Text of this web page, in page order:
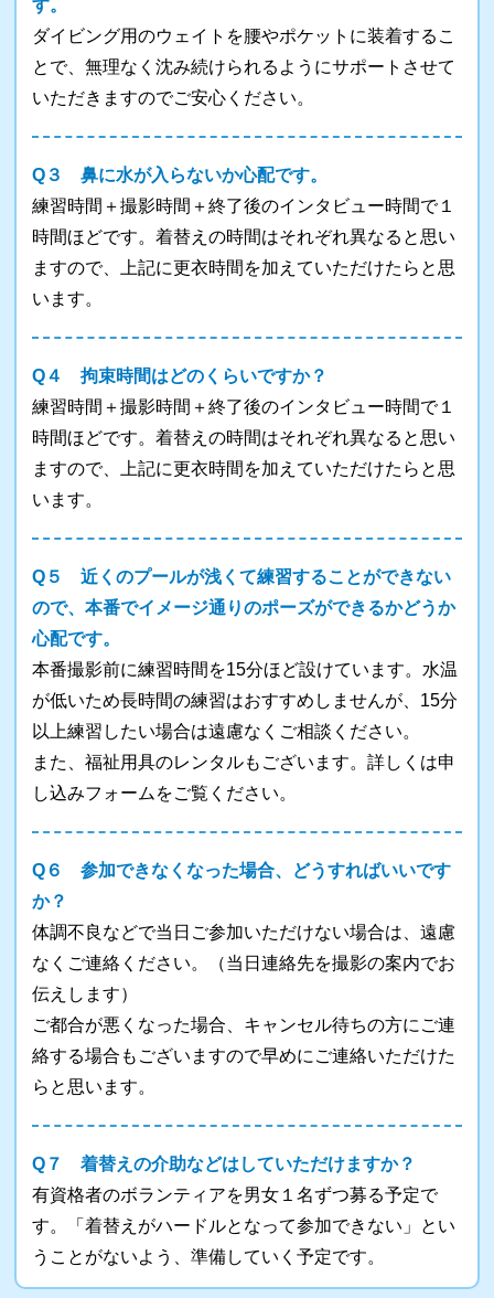
す。
ダイビング用のウェイトを腰やポケットに装着するこ
とで、無理なく沈み続けられるようにサポートさせて
いただきますのでご安心ください。
Q３ 鼻に水が入らないか心配です。
練習時間＋撮影時間＋終了後のインタビュー時間で１
時間ほどです。着替えの時間はそれぞれ異なると思い
ますので、上記に更衣時間を加えていただけたらと思
います。
Q４ 拘束時間はどのくらいですか？
練習時間＋撮影時間＋終了後のインタビュー時間で１
時間ほどです。着替えの時間はそれぞれ異なると思い
ますので、上記に更衣時間を加えていただけたらと思
います。
Q５ 近くのプールが浅くて練習することができない
ので、本番でイメージ通りのポーズができるかどうか
心配です。
本番撮影前に練習時間を15分ほど設けています。水温
が低いため長時間の練習はおすすめしませんが、15分
以上練習したい場合は遠慮なくご相談ください。
また、福祉用具のレンタルもございます。詳しくは申
し込みフォームをご覧ください。
Q６ 参加できなくなった場合、どうすればいいです
か？
体調不良などで当日ご参加いただけない場合は、遠慮
なくご連絡ください。（当日連絡先を撮影の案内でお
伝えします）
ご都合が悪くなった場合、キャンセル待ちの方にご連
絡する場合もございますので早めにご連絡いただけた
らと思います。
Q７ 着替えの介助などはしていただけますか？
有資格者のボランティアを男女１名ずつ募る予定で
す。「着替えがハードルとなって参加できない」とい
うことがないよう、準備していく予定です。